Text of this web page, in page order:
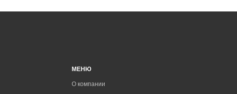
МЕНЮ
О компании